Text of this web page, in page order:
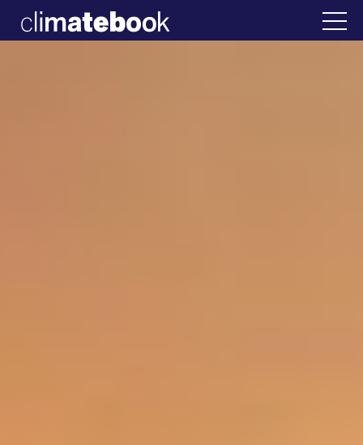
22 ΙΑΝ 2026 2025 Η άβολη αλήθεια